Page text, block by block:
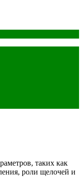
таких как
роли щелочей и